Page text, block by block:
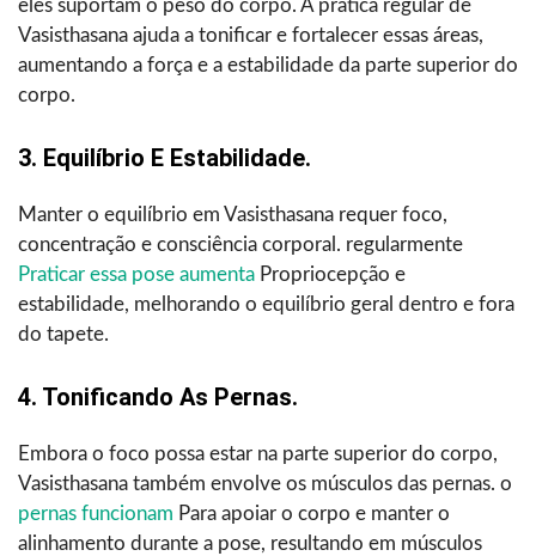
eles suportam o peso do corpo. A prática regular de
Vasisthasana ajuda a tonificar e fortalecer essas áreas,
aumentando a força e a estabilidade da parte superior do
corpo.
3. Equilíbrio E Estabilidade.
Manter o equilíbrio em Vasisthasana requer foco,
concentração e consciência corporal. regularmente
Praticar essa pose aumenta Propriocepção e
estabilidade, melhorando o equilíbrio geral dentro e fora
do tapete.
4. Tonificando As Pernas.
Embora o foco possa estar na parte superior do corpo,
Vasisthasana também envolve os músculos das pernas. o
pernas funcionam Para apoiar o corpo e manter o
alinhamento durante a pose, resultando em músculos